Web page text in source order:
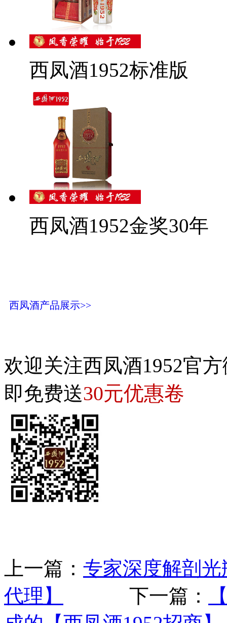
西凤酒1952标准版
西凤酒1952金奖30年
西凤酒产品展示>>
欢迎关注西凤酒1952官
即免费送30元优惠卷
上一篇： 专家深度解剖光
代理】
下一篇：